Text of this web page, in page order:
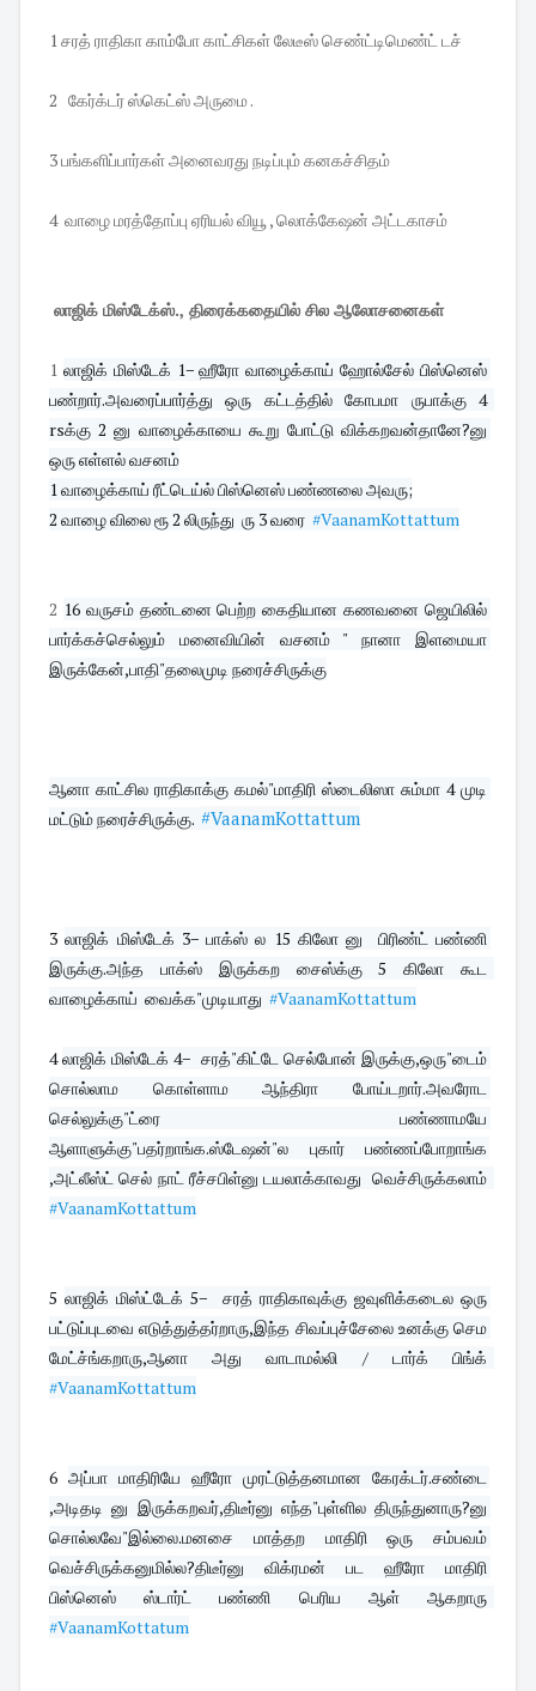
1 சரத் ராதிகா காம்போ காட்சிகள் லேடீஸ் செண்ட்டிமெண்ட் டச்
2 கேர்க்டர் ஸ்கெட்ஸ் அருமை .
3 பங்களிப்பார்கள் அனைவரது நடிப்பும் கனகச்சிதம்
4 வாழை மரத்தோப்பு ஏரியல் வியூ , லொக்கேஷன் அட்டகாசம்
லாஜிக் மிஸ்டேக்ஸ்., திரைக்கதையில் சில ஆலோசனைகள்
1 லாஜிக் மிஸ்டேக் 1− ஹீரோ வாழைக்காய் ஹோல்சேல் பிஸ்னெஸ்
பண்றார்.அவரைப்பார்த்து ஒரு கட்டத்தில் கோபமா ருபாக்கு 4
rsக்கு 2 னு வாழைக்காயை கூறு போட்டு விக்கறவன்தானே?னு
ஒரு எள்ளல் வசனம்
1 வாழைக்காய் ரீட்டெய்ல் பிஸ்னெஸ் பண்ணலை அவரு;
2 வாழை விலை ரூ 2 லிருந்து  ரு 3 வரை #VaanamKottattum
2 16 வருசம் தண்டனை பெற்ற கைதியான கணவனை ஜெயிலில்
பார்க்கச்செல்லும் மனைவியின் வசனம் " நானா இளமையா
இருக்கேன்,பாதி"தலைமுடி நரைச்சிருக்கு
ஆனா காட்சில ராதிகாக்கு கமல்"மாதிரி ஸ்டைலிஸா சும்மா 4 முடி
மட்டும் நரைச்சிருக்கு. #VaanamKottattum
3 லாஜிக் மிஸ்டேக் 3− பாக்ஸ் ல 15 கிலோ னு  பிரிண்ட் பண்ணி
இருக்கு.அந்த பாக்ஸ் இருக்கற சைஸ்க்கு 5 கிலோ கூட
வாழைக்காய்  வைக்க"முடியாது #VaanamKottattum
4 லாஜிக் மிஸ்டேக் 4−  சரத்"கிட்டே செல்போன் இருக்கு,ஒரு"டைம்
சொல்லாம கொள்ளாம ஆந்திரா போய்டறார்.அவரோட
செல்லுக்கு"ட்ரை பண்ணாமயே
ஆளாளுக்கு"பதர்றாங்க.ஸ்டேஷன்"ல புகார் பண்ணப்போறாங்க
#VaanamKottattum
5 லாஜிக் மிஸ்ட்டேக் 5−  சரத் ராதிகாவுக்கு ஜவுளிக்கடைல ஒரு
பட்டுப்புடவை எடுத்துத்தர்றாரு,இந்த சிவப்புச்சேலை உனக்கு செம
#VaanamKottattum
6 அப்பா மாதிரியே ஹீரோ முரட்டுத்தனமான கேரக்டர்.சண்டை
,அடிதடி னு இருக்கறவர்,திடீர்னு எந்த"புள்ளில திருந்துனாரு?னு
சொல்லவே"இல்லை.மனசை மாத்தற மாதிரி ஒரு சம்பவம்
வெச்சிருக்கனுமில்ல?திடீர்னு விக்ரமன் பட ஹீரோ மாதிரி
#VaanamKottatum